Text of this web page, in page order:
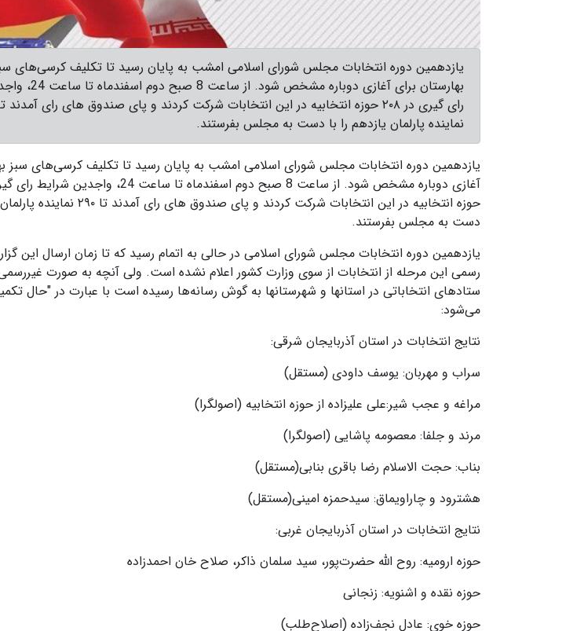
یازدهمین دوره انتخابات مجلس شورای اسلامی امشب به پایان رسید تا تکلیف کرسی‌های
بهارستان برای آغازی دوباره
نماینده پارلمان یازدهم را با دست به مجلس بفرستند.
یازدهمین دوره انتخابات مجلس شورای اسلامی امشب به پایان رسید تا تکلیف کرسی‌های سبز
حوزه انتخابیه در این انتخابات شرکت کردند و پای
دست به مجلس بفرستند.
یازدهمین دوره انتخابات مجلس شورای اسلامی در حالی به اتمام رسید که تا زمان ارسال این
رسمی این مرحله از انتخابات از سوی وزارت کشور اعلام نشده است. ولی آنچه به صورت
ستادهای انتخاباتی در استانها و شهرستانها به گوش رسانه‌ها رسیده است با عبارت در "حال
می‌شود:
نتایج انتخابات در استان آذربایجان شرقی:
سراب و مهربان: یوسف داودی (مستقل)
مراغه و عجب شیر:علی علیزاده از حوزه انتخابیه (اصولگرا)
مرند و جلفا: معصومه پاشایی (اصولگرا)
بناب: حجت الاسلام رضا باقری بنابی(مستقل)
هشترود و چاراویماق: سیدحمزه امینی(مستقل)
نتایج انتخابات در استان آذربایجان غربی:
حوزه ارومیه: روح الله حضرت‌پور، سید سلمان ذاکر، صلاح خان احمدزاده
حوزه نقده و اشنویه: زنجانی
حوزه خوی: عادل نجف‌زاده (اصلاح‌طلب)